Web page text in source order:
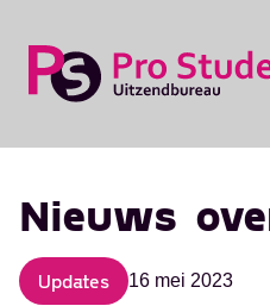
Nieuws
Updates 16 mei 2023